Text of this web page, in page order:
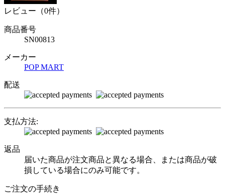
レビュー（0件）
商品番号
SN00813
メーカー
POP MART
配送
支払方法:
返品
届いた商品が注文商品と異なる場合、または商品が破
損している場合にのみ可能です。
ご注文の手続き